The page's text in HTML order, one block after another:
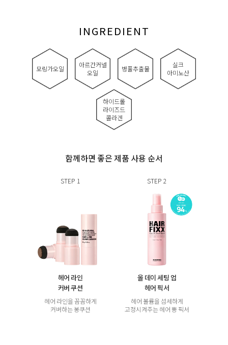
INGREDIENT
모링가오일
아르간커넬
오일
병풀추출물
실크
아미노산
하이드롤
라이즈드
콜라겐
함께하면 좋은 제품 사용 순서
STEP 1
헤어 라인
커버 쿠션
헤어 라인을 꼼꼼하게
커버하는 봉쿠션
STEP 2
올 데이 세팅 업
헤어 픽서
헤어 볼륨을 섬세하게
고정시켜주는 헤어 뽕 픽서